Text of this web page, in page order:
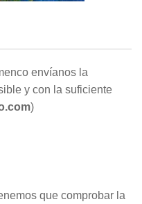
envíanos la
y con la suficiente
)
que comprobar la